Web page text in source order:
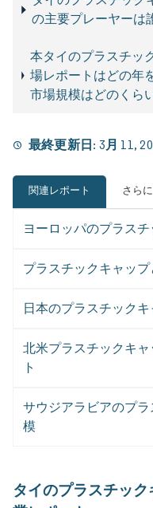
の主要プレーヤーは
本タイのプラスチッ
場レポートはどの年
市場規模はどのくら
最終更新日: 3月 11,
関連レポート さら
ヨーロッパのプラス
プラスチックキャッ
日本のプラスチック
北米プラスチックキ
ト
サウジアラビアのプ
模
タイのプラスチッ